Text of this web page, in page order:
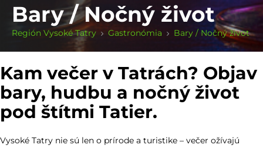
Bary / Nočný život
Región Vysoké Tatry Gastronómia Bary / Nočný život
Kam večer v Tatrách? Objav
bary, hudbu a nočný život
pod štítmi Tatier.
Vysoké Tatry nie sú len o prírode a turistike – večer ožívajú